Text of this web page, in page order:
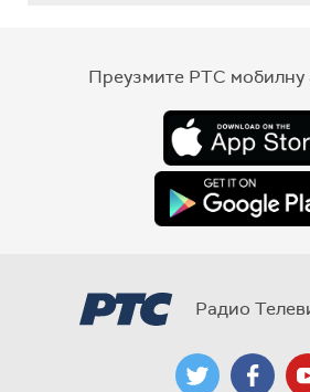
Преузмите РТС мобилну
Радио